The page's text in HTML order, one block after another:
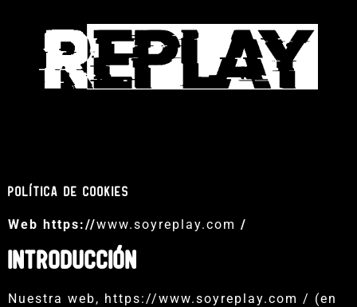
POLÍTICA DE COOKIES
Web https://www.soyreplay.com /
Introducción
Nuestra web, https://www.soyreplay.com / (en